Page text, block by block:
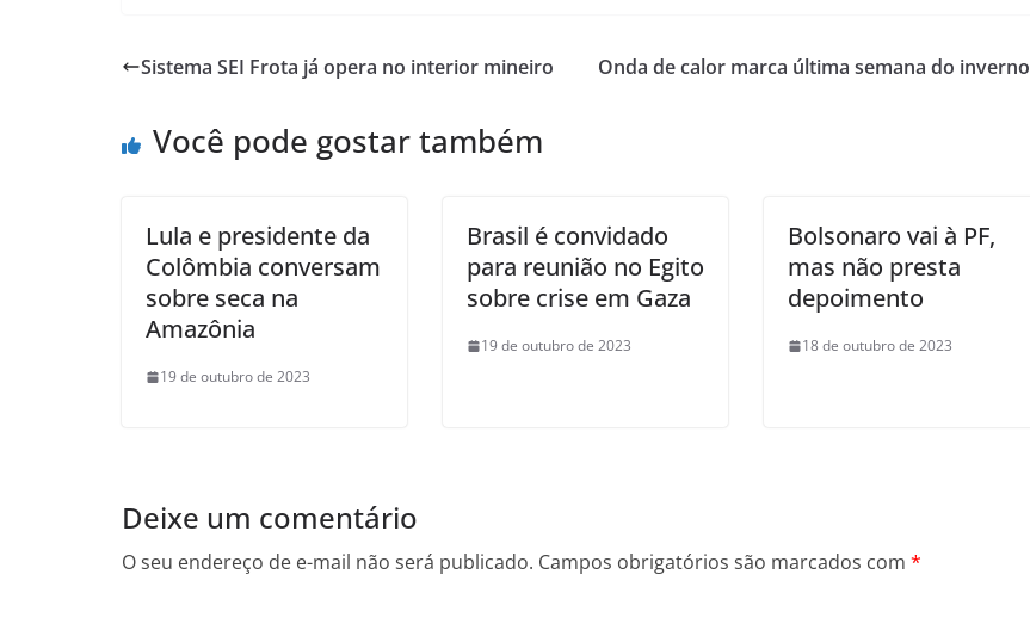
Sistema SEI Frota já opera no interior mineiro Onda de calor marca última semana do inverno
Você pode gostar também
Lula e presidente da
Colômbia conversam
sobre seca na
Amazônia
19 de outubro de 2023
Brasil é convidado
para reunião no Egito
sobre crise em Gaza
19 de outubro de 2023
Bolsonaro vai à PF,
mas não presta
depoimento
18 de outubro de 2023
Deixe um comentário
O seu endereço de e-mail não será publicado. Campos obrigatórios são marcados com *